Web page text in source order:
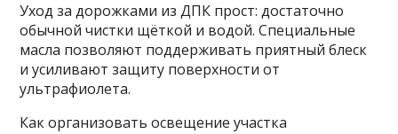
Уход за дорожками из ДПК прост: достаточно
обычной чистки щёткой и водой. Специальные
масла позволяют поддерживать приятный блеск
и усиливают защиту поверхности от
ультрафиолета.
Как организовать освещение участка